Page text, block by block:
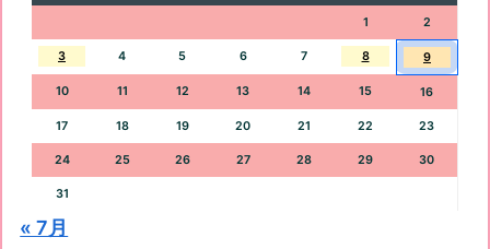
1 2
3 4 5 6 7 8 9
10 11 12 13 14 15 16
17 18 19 20 21 22 23
24 25 26 27 28 29 30
31
« 7月